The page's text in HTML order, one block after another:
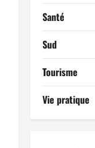
Santé
Sud
Tourisme
Vie pratique